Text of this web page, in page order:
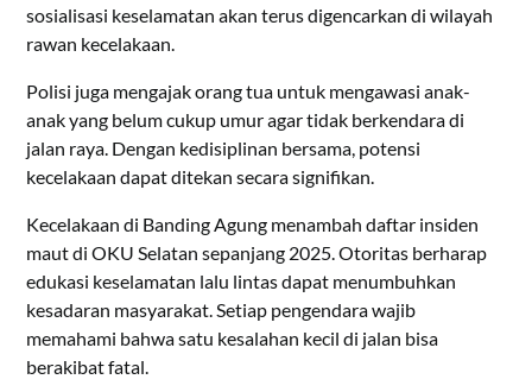
sosialisasi keselamatan akan terus digencarkan di wilayah
rawan kecelakaan.
Polisi juga mengajak orang tua untuk mengawasi anak-
anak yang belum cukup umur agar tidak berkendara di
jalan raya. Dengan kedisiplinan bersama, potensi
kecelakaan dapat ditekan secara signifikan.
Kecelakaan di Banding Agung menambah daftar insiden
maut di OKU Selatan sepanjang 2025. Otoritas berharap
edukasi keselamatan lalu lintas dapat menumbuhkan
kesadaran masyarakat. Setiap pengendara wajib
memahami bahwa satu kesalahan kecil di jalan bisa
berakibat fatal.